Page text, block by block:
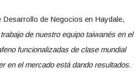
Desarrollo de Negocios en Haydale,
de nuestro equipo taiwanés en el
funcionalizadas de clase mundial
en el mercado está dando resultados.